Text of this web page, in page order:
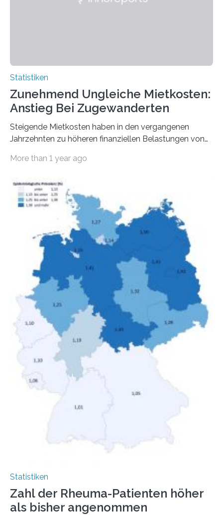
Statistiken
Zunehmend Ungleiche Mietkosten:
Anstieg Bei Zugewanderten
Steigende Mietkosten haben in den vergangenen
Jahrzehnten zu höheren finanziellen Belastungen von
Bundesinstitut für Bevölkerungsforschung (BiB)
gesamten Einkommen zwischen 1990 und 2020 für
unterschiedliche Einkommensgruppen sowie für in
Deutschland geborene Menschen und Zugewanderte
verändert hat. Das Ergebnis: Während Personen mit
hohen Einkommen (oberstes Quintil der Verteilung der
Nettoäquivalenzeinkommen) nur einen moderaten
Anstieg des Mietanteils am Gesamteinkommen
hinnehmen mussten, nahm die Belastung bei
Menschen mit…
More than 1 year ago
Statistiken
Zahl der Rheuma-Patienten höher
als bisher angenommen